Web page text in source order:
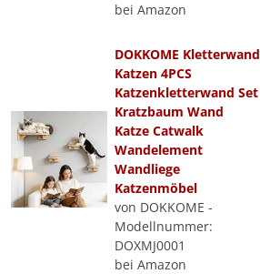
bei Amazon
DOKKOME Kletterwand
Katzen 4PCS
Katzenkletterwand Set
Kratzbaum Wand
Katze Catwalk
Wandelement
Wandliege
Katzenmöbel
von DOKKOME -
Modellnummer:
DOXMJ0001
bei Amazon